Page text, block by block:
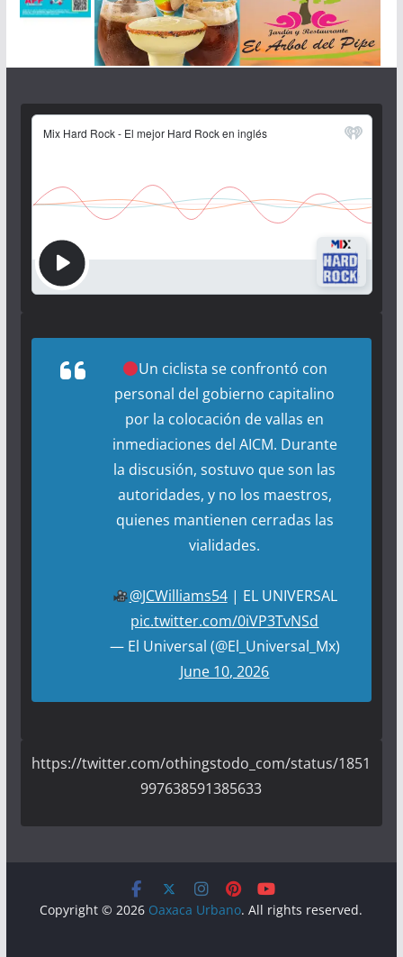
Un ciclista se confrontó con
personal del gobierno capitalino
por la colocación de vallas en
inmediaciones del AICM. Durante
la discusión, sostuvo que son las
autoridades, y no los maestros,
quienes mantienen cerradas las
vialidades.
@JCWilliams54| EL UNIVERSAL
pic.twitter.com/0iVP3TvNSd
— El Universal (@El_Universal_Mx)
June 10, 2026
https://twitter.com/othingstodo_com/status/1851
997638591385633
Copyright © 2026 Oaxaca Urbano. All rights reserved.